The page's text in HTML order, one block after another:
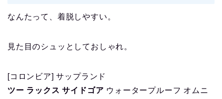
なんたって、着脱しやすい。
見た目のシュッとしておしゃれ。
[コロンビア] サップランド
ツー ラックス サイドゴア ウォータープルーフ オムニ